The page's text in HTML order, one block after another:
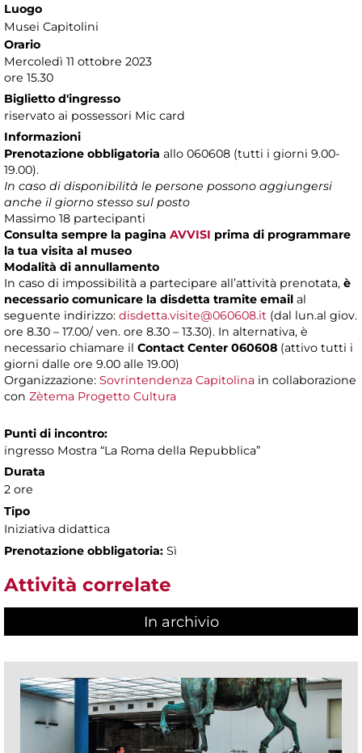
Luogo
Musei Capitolini
Orario
Mercoledì 11 ottobre 2023
ore 15.30
Biglietto d'ingresso
riservato ai possessori Mic card
Informazioni
Prenotazione obbligatoria allo 060608 (tutti i giorni 9.00-
19.00).
In caso di disponibilità le persone possono aggiungersi
anche il giorno stesso sul posto
Massimo 18 partecipanti
Consulta sempre la pagina AVVISI prima di programmare
la tua visita al museo
Modalità di annullamento
In caso di impossibilità a partecipare all’attività prenotata, è
necessario comunicare la disdetta tramite email al
seguente indirizzo: disdetta.visite@060608.it (dal lun.al giov.
ore 8.30 – 17.00/ ven. ore 8.30 – 13.30). In alternativa, è
necessario chiamare il Contact Center 060608 (attivo tutti i
giorni dalle ore 9.00 alle 19.00)
Organizzazione: Sovrintendenza Capitolina in collaborazione
con Zètema Progetto Cultura
Punti di incontro:
ingresso Mostra “La Roma della Repubblica”
Durata
2 ore
Tipo
Iniziativa didattica
Prenotazione obbligatoria: Sì
Attività correlate
In archivio